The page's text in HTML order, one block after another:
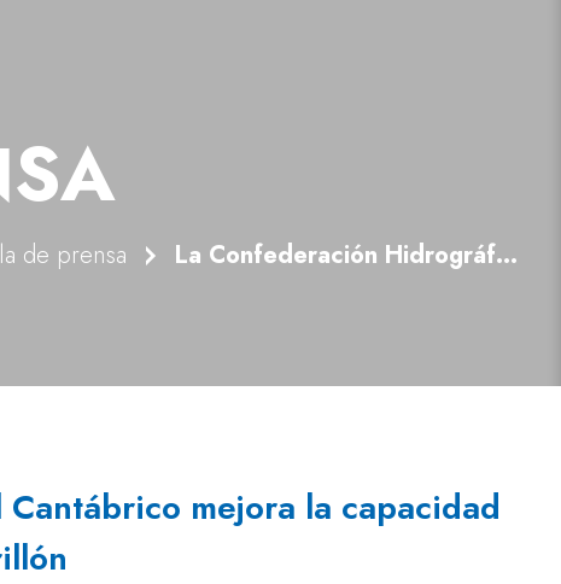
de prensa La Confederación Hidrográfica del Cantábrico mejora la capacidad de desagüe del río Raíces en Castrillón
mejora la capacidad